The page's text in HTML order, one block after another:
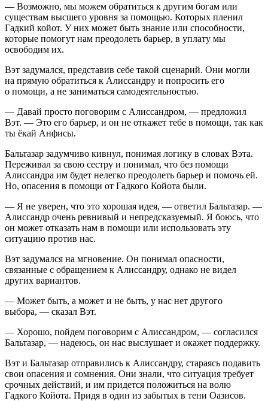
— Возможно, мы можем обратиться к другим богам или
существам высшего уровня за помощью. Которых пленил
Гадкий койот. У них может быть знание или способности,
которые помогут нам преодолеть барьер, в уплату мы
освободим их.
Вэт задумался, представив себе такой сценарий. Они могли
на прямую обратиться к Алиссандру и попросить его
о помощи, а не заниматься самодеятельностью.
— Давай просто поговорим с Алиссандром, — предложил
Вэт. — Это его барьер, и он не откажет тебе в помощи, так как
ты ёкай Анфисы.
Бальтазар задумчиво кивнул, понимая логику в словах Вэта.
Переживал за свою сестру и понимал, что без помощи
Алиссандра им будет нелегко преодолеть барьер и помочь ей.
Но, опасения в помощи от Гадкого Койота были.
— Я не уверен, что это хорошая идея, — ответил Бальтазар. —
Алиссандр очень ревнивый и непредсказуемый. Я боюсь, что
он может отказать нам в помощи или использовать эту
ситуацию против нас.
Вэт задумался на мгновение. Он понимал опасности,
связанные с обращением к Алиссандру, однако не видел
других вариантов.
— Может быть, а может и не быть, у нас нет другого
выбора, — сказал Вэт.
— Хорошо, пойдем поговорим с Алиссандром, — согласился
Бальтазар, — надеюсь, он нас выслушает и окажет поддержку.
Вэт и Бальтазар отправились к Алиссандру, стараясь подавить
свои опасения и сомнения. Они знали, что ситуация требует
срочных действий, и им придется положиться на волю
Гадкого Койота. Придя в один из забытых в тени Оазисов.